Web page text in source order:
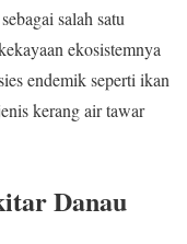
salah satu
ekosistemnya
endemik seperti ikan
kerang air tawar
Danau